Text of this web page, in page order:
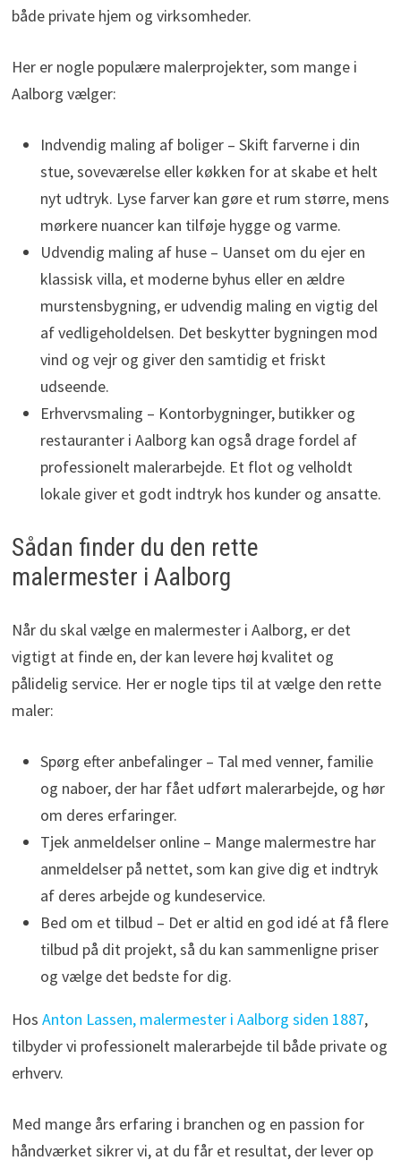
både private hjem og virksomheder.
Her er nogle populære malerprojekter, som mange i
Aalborg vælger:
Indvendig maling af boliger – Skift farverne i din
stue, soveværelse eller køkken for at skabe et helt
nyt udtryk. Lyse farver kan gøre et rum større, mens
mørkere nuancer kan tilføje hygge og varme.
Udvendig maling af huse – Uanset om du ejer en
klassisk villa, et moderne byhus eller en ældre
murstensbygning, er udvendig maling en vigtig del
af vedligeholdelsen. Det beskytter bygningen mod
vind og vejr og giver den samtidig et friskt
udseende.
Erhvervsmaling – Kontorbygninger, butikker og
restauranter i Aalborg kan også drage fordel af
professionelt malerarbejde. Et flot og velholdt
lokale giver et godt indtryk hos kunder og ansatte.
Sådan finder du den rette
malermester i Aalborg
Når du skal vælge en malermester i Aalborg, er det
vigtigt at finde en, der kan levere høj kvalitet og
pålidelig service. Her er nogle tips til at vælge den rette
maler:
Spørg efter anbefalinger – Tal med venner, familie
og naboer, der har fået udført malerarbejde, og hør
om deres erfaringer.
Tjek anmeldelser online – Mange malermestre har
anmeldelser på nettet, som kan give dig et indtryk
af deres arbejde og kundeservice.
Bed om et tilbud – Det er altid en god idé at få flere
tilbud på dit projekt, så du kan sammenligne priser
og vælge det bedste for dig.
Hos Anton Lassen, malermester i Aalborg siden 1887,
tilbyder vi professionelt malerarbejde til både private og
erhverv.
Med mange års erfaring i branchen og en passion for
håndværket sikrer vi, at du får et resultat, der lever op